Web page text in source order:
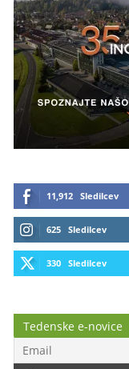
11,912 Sledilcev
625 Sledilcev
330 Sledilcev
Tedenske e-novice